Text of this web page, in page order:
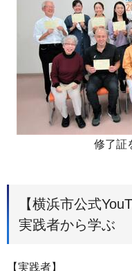
修了証
【横浜市公式
実践者から学ぶ
【実践者】